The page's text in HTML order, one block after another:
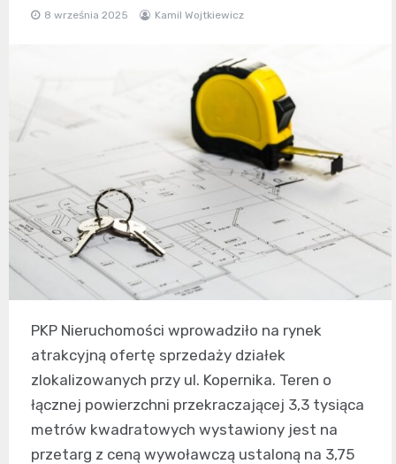
8 września 2025 Kamil Wojtkiewicz
PKP Nieruchomości wprowadziło na rynek
atrakcyjną ofertę sprzedaży działek
zlokalizowanych przy ul. Kopernika. Teren o
łącznej powierzchni przekraczającej 3,3 tysiąca
metrów kwadratowych wystawiony jest na
przetarg z ceną wywoławczą ustaloną na 3,75